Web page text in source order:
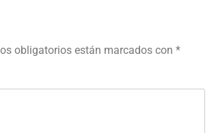
obligatorios están marcados con *